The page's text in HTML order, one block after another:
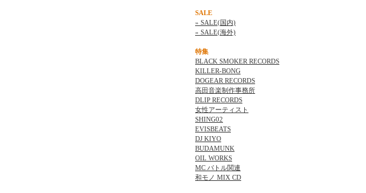
SALE
» SALE(国内)
» SALE(海外)
特集
BLACK SMOKER RECORDS
KILLER-BONG
DOGEAR RECORDS
高田音楽制作事務所
DLIP RECORDS
女性アーティスト
SHING02
EVISBEATS
DJ KIYO
BUDAMUNK
OIL WORKS
MC バトル関連
和モノ MIX CD